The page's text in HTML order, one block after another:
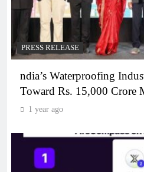
PRESS RELEASE
ndia’s Waterproofing
Toward Rs. 15,000 Crore
1 year ago